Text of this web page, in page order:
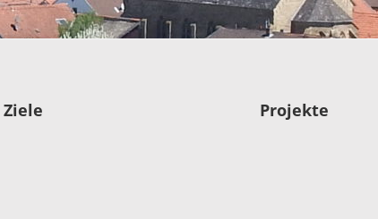
Ziele Projekte